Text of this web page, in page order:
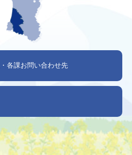
各課お問い合わせ先